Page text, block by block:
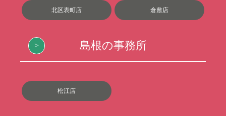
北区表町店 倉敷店
島根の事務所
松江店